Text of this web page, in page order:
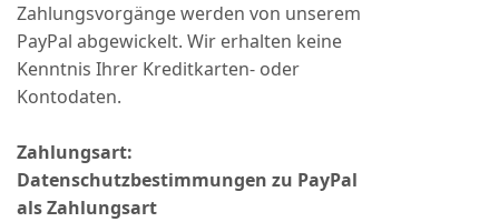
Zahlungsvorgänge werden von unserem
PayPal abgewickelt. Wir erhalten keine
Kenntnis Ihrer Kreditkarten- oder
Kontodaten.
Zahlungsart:
Datenschutzbestimmungen zu PayPal
als Zahlungsart